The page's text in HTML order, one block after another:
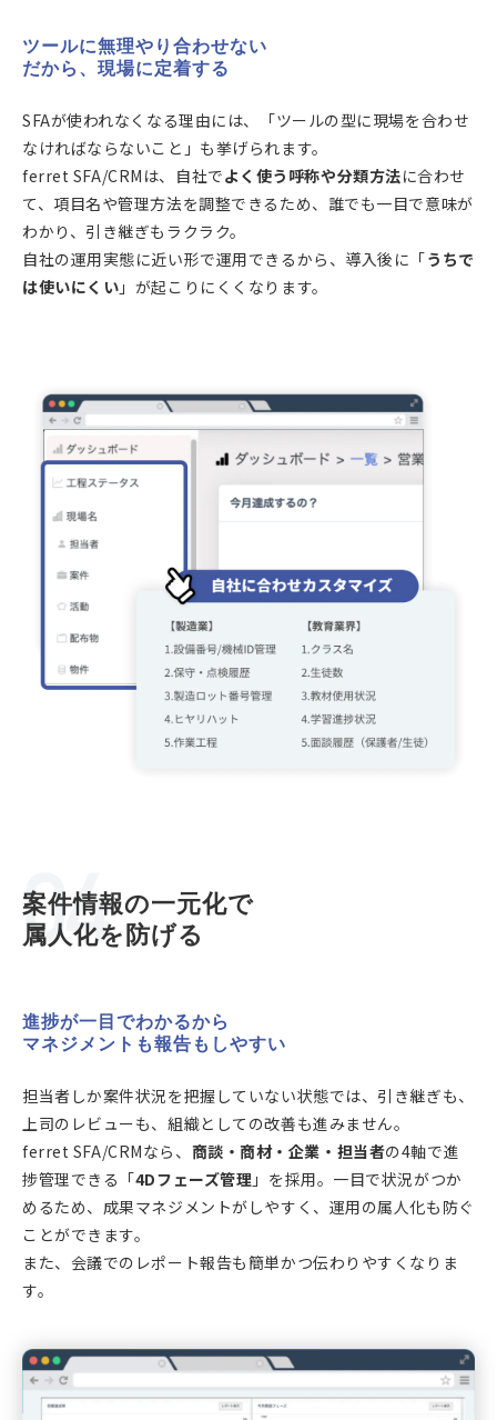
ツールに無理やり合わせない
だから、現場に定着する
SFAが使われなくなる理由には、「ツールの型に現場を合わせ
なければならないこと」も挙げられます。
ferret SFA/CRMは、自社でよく使う呼称や分類方法に合わせ
て、項目名や管理方法を調整できるため、誰でも一目で意味が
わかり、引き継ぎもラクラク。
自社の運用実態に近い形で運用できるから、導入後に「うちで
は使いにくい 」が起こりにくくなります。
案件情報の一元化で
属人化を防げる
進捗が一目でわかるから
マネジメントも報告もしやすい
担当者しか案件状況を把握していない状態では、引き継ぎも、
上司のレビューも、組織としての改善も進みません。
ferret SFA/CRMなら、 商談・商材・企業・担当者の4軸で進
捗管理できる「4Dフェーズ管理 」を採用。一目で状況がつか
めるため、成果マネジメントがしやすく、運用の属人化も防ぐ
ことができます。
また、会議でのレポート報告も簡単かつ伝わりやすくなりま
す。